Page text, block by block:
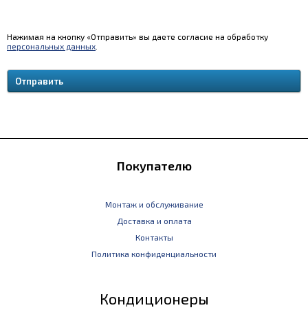
Нажимая на кнопку «Отправить» вы даете согласие на обработку
персональных данных
Покупателю
Монтаж и обслуживание
Доставка и оплата
Контакты
Политика конфиденциальности
Кондиционеры